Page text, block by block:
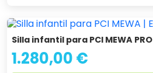
Silla infantil para PCI MEWA PRO
1.280,00 €